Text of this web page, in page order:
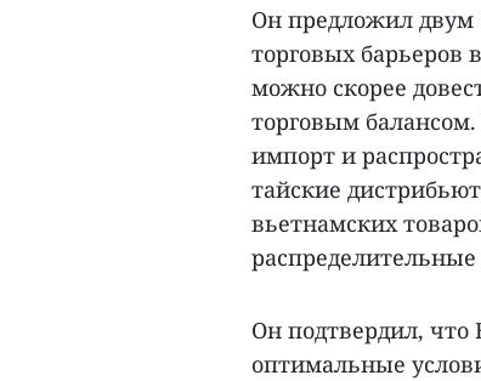
Он предложил двум
торговых барьеров
можно скорее
торговым
импорт и
тайские
вьетнамских
распределительные
Он подтвердил, что
оптимальные